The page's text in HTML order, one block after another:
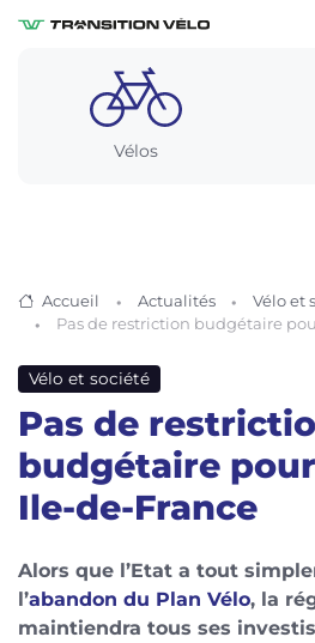
Vélos
Accueil Actualités
Vélo et
Pas de restriction budgétaire
Vélo et société
Pas de
budgétaire
Ile-de-France
Alors que l’Etat a tout
l’abandon du Plan Vélo, la
maintiendra tous ses